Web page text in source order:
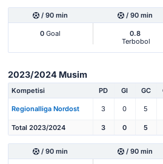
/ 90 min / 90 min
0 Goal
0.8
Terbobol
2023/2024 Musim
Kompetisi PD Gl GC
Regionalliga Nordost 3 0 5
Total 2023/2024 3 0 5
/ 90 min / 90 min